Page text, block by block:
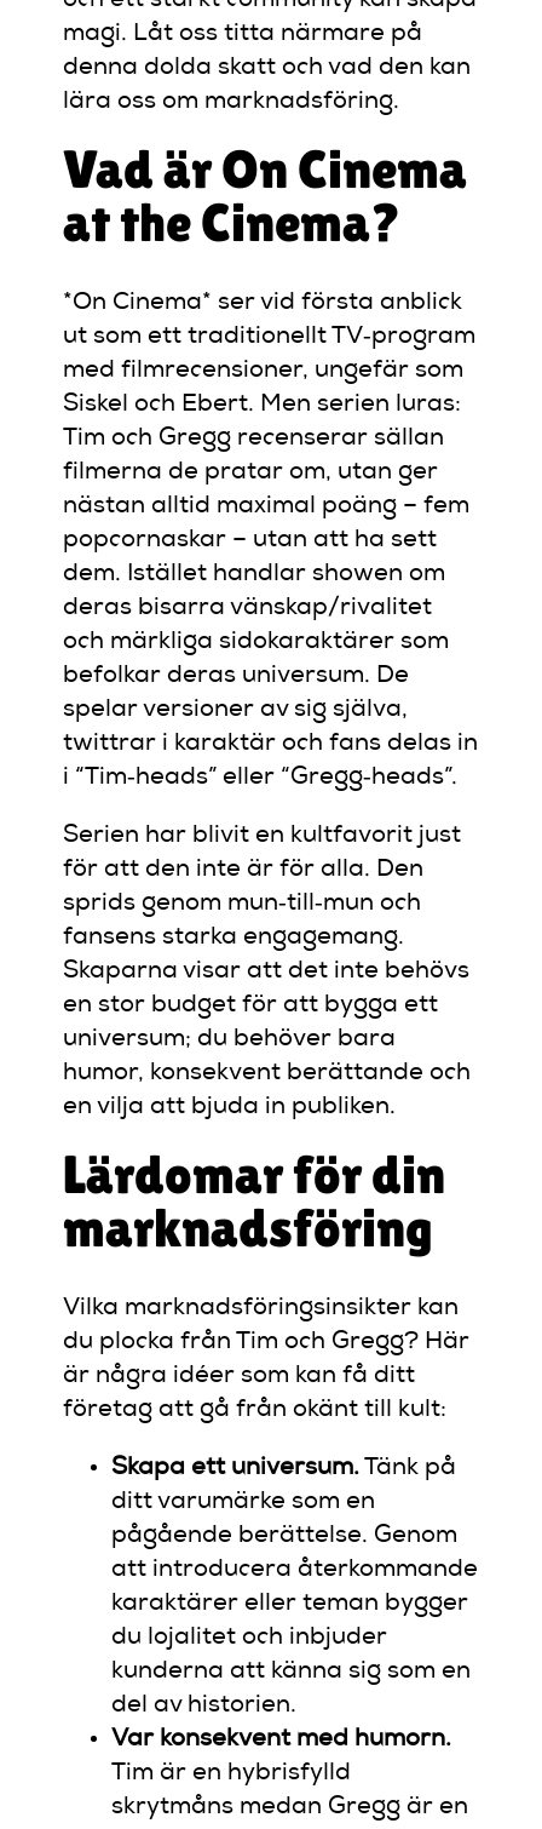
magi. Låt oss titta närmare på
denna dolda skatt och vad den kan
lära oss om marknadsföring.
Vad är On Cinema
at the Cinema?
*On Cinema* ser vid första anblick
ut som ett traditionellt TV‑program
med filmrecensioner, ungefär som
Siskel och Ebert. Men serien luras:
Tim och Gregg recenserar sällan
filmerna de pratar om, utan ger
nästan alltid maximal poäng – fem
popcornaskar – utan att ha sett
dem. Istället handlar showen om
deras bisarra vänskap/rivalitet
och märkliga sidokaraktärer som
befolkar deras universum. De
spelar versioner av sig själva,
twittrar i karaktär och fans delas in
i “Tim‑heads” eller “Gregg‑heads”.
Serien har blivit en kultfavorit just
för att den inte är för alla. Den
sprids genom mun‑till‑mun och
fansens starka engagemang.
Skaparna visar att det inte behövs
en stor budget för att bygga ett
universum; du behöver bara
humor, konsekvent berättande och
en vilja att bjuda in publiken.
Lärdomar för din
marknadsföring
Vilka marknadsföringsinsikter kan
du plocka från Tim och Gregg? Här
är några idéer som kan få ditt
företag att gå från okänt till kult:
Skapa ett universum. Tänk på
ditt varumärke som en
pågående berättelse. Genom
att introducera återkommande
karaktärer eller teman bygger
du lojalitet och inbjuder
kunderna att känna sig som en
del av historien.
Var konsekvent med humorn.
Tim är en hybrisfylld
skrytmåns medan Gregg är en